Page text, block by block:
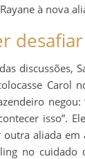
à nova
desafiar
discussões,
Carol
isso”.
outra aliada em
no cuidado